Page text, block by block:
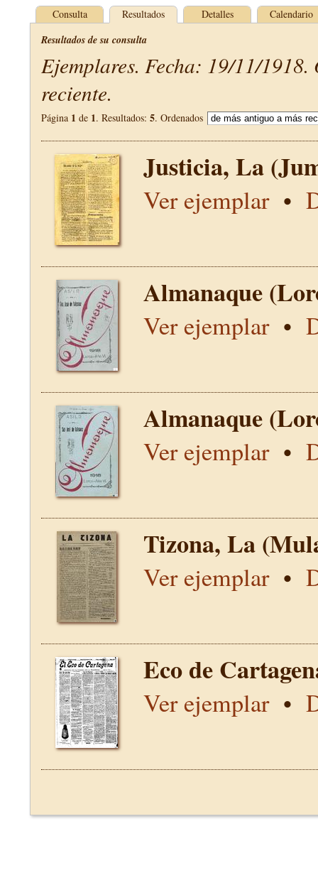
Consulta Resultados Detalles Calendario
Resultados de su consulta
Ejemplares. Fecha: 19/11/1918.
reciente.
Página 1 de 1. Resultados: 5. Ordenados
Justicia, La
Ver ejemplar•
Almanaque
Ver ejemplar•
Almanaque
Ver ejemplar•
Tizona, La
Ver ejemplar•
Eco de
Ver ejemplar•